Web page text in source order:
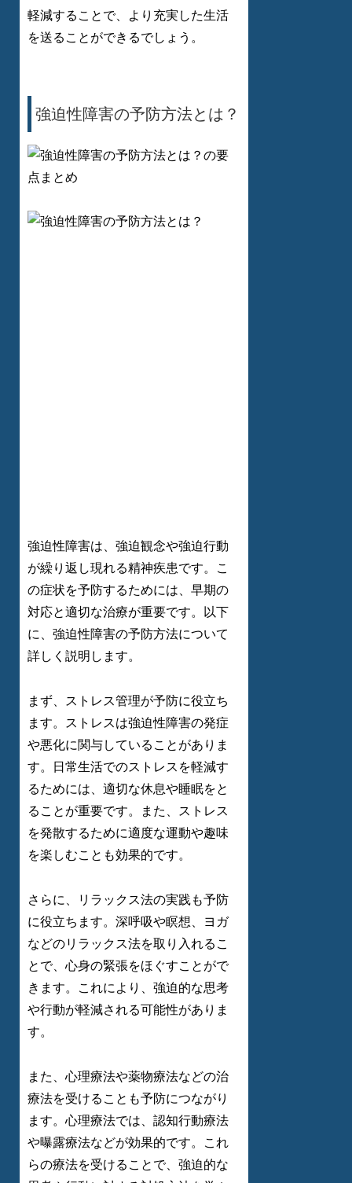
軽減することで、より充実した生活
を送ることができるでしょう。
強迫性障害の予防方法とは？
強迫性障害は、強迫観念や強迫行動
が繰り返し現れる精神疾患です。こ
の症状を予防するためには、早期の
対応と適切な治療が重要です。以下
に、強迫性障害の予防方法について
詳しく説明します。
まず、ストレス管理が予防に役立ち
ます。ストレスは強迫性障害の発症
や悪化に関与していることがありま
す。日常生活でのストレスを軽減す
るためには、適切な休息や睡眠をと
ることが重要です。また、ストレス
を発散するために適度な運動や趣味
を楽しむことも効果的です。
さらに、リラックス法の実践も予防
に役立ちます。深呼吸や瞑想、ヨガ
などのリラックス法を取り入れるこ
とで、心身の緊張をほぐすことがで
きます。これにより、強迫的な思考
や行動が軽減される可能性がありま
す。
また、心理療法や薬物療法などの治
療法を受けることも予防につながり
ます。心理療法では、認知行動療法
や曝露療法などが効果的です。これ
らの療法を受けることで、強迫的な